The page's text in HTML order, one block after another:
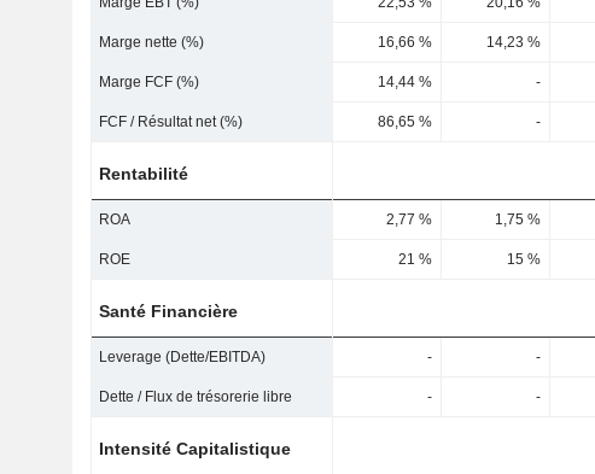
Marge nette (%) 16,66 % 14,23 %
Marge FCF (%) 14,44 % -
FCF / Résultat net (%) 86,65 % -
Rentabilité
ROA 2,77 % 1,75 %
ROE 21 % 15 %
Santé Financière
Leverage (Dette/EBITDA) - -
Dette / Flux de trésorerie libre - -
Intensité Capitalistique